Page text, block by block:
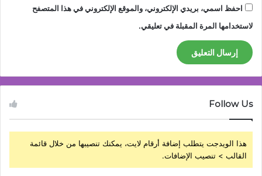
احفظ اسمي، بريدي الإلكتروني، والموقع الإلكتروني في هذا المتصفح
لاستخدامها المرة المقبلة في تعليقي.
Follow Us
هذا الويدجت يتطلب إضافة أرقام لايت، يمكنك تنصيبها من خلال قائمة
القالب > تنصيب الإضافات.